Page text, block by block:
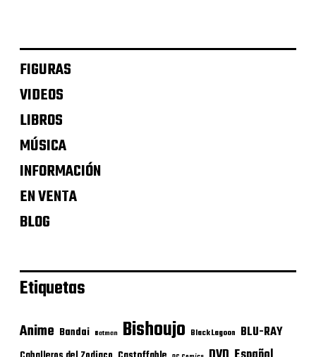
FIGURAS
VIDEOS
LIBROS
MÚSICA
INFORMACIÓN
EN VENTA
BLOG
Etiquetas
Anime Bandai Batman Bishoujo Black Lagoon BLU-RAY